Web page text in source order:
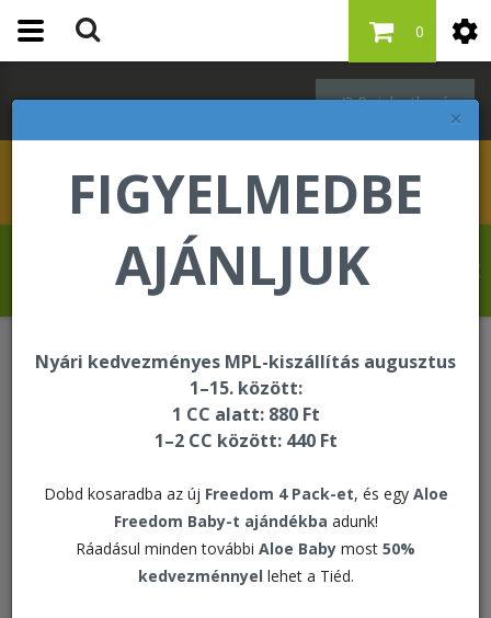
×
FIGYELMEDBE
AJÁNLJUK
Nyári kedvezményes MPL-kiszállítás augusztus
1–15. között:
1 CC alatt: 880 Ft
1–2 CC között: 440 Ft
Dobd kosaradba az új Freedom 4 Pack-et, és egy Aloe
Freedom Baby-t ajándékba adunk!
Ráadásul minden további Aloe Baby most 50%
kedvezménnyel lehet a Tiéd.
Bejelentkezés
0
Schleppné Dr. Kasz Edit üdvözli Önt a
Forever Living internetes áruházában!
Adatvédelmi tájékoztató
Adatvédelmi tájékoztató
ADATVÉDELMI TÁJÉKOZTATÓ